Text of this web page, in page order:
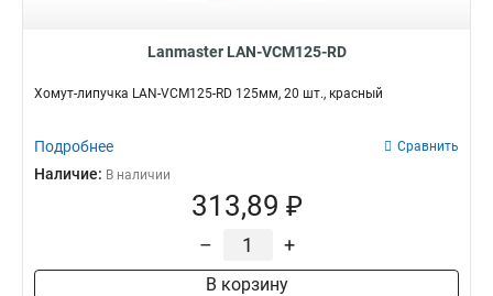
Lanmaster LAN-VCM125-RD
Хомут-липучка LAN-VCM125-RD 125мм, 20 шт., красный
Подробнее Сравнить
Наличие: В наличии
313,89 ₽
– +
В корзину